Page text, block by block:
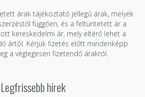
árak tájékoztató jellegű árak, melyek
függően, és a feltüntetett ár a
kereskedelmi ár, mely eltérő lehet a
ártól. Kérjük fizetés előtt mindenképp
a véglegesen fizetendő árakról.
Legfrissebb hírek